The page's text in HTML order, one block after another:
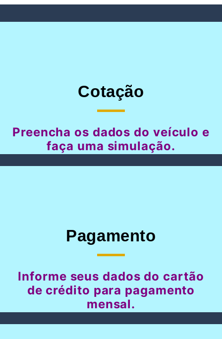
Cotação
Preencha os dados do veículo e
faça uma simulação.
Pagamento
Informe seus dados do cartão
de crédito para pagamento
mensal.